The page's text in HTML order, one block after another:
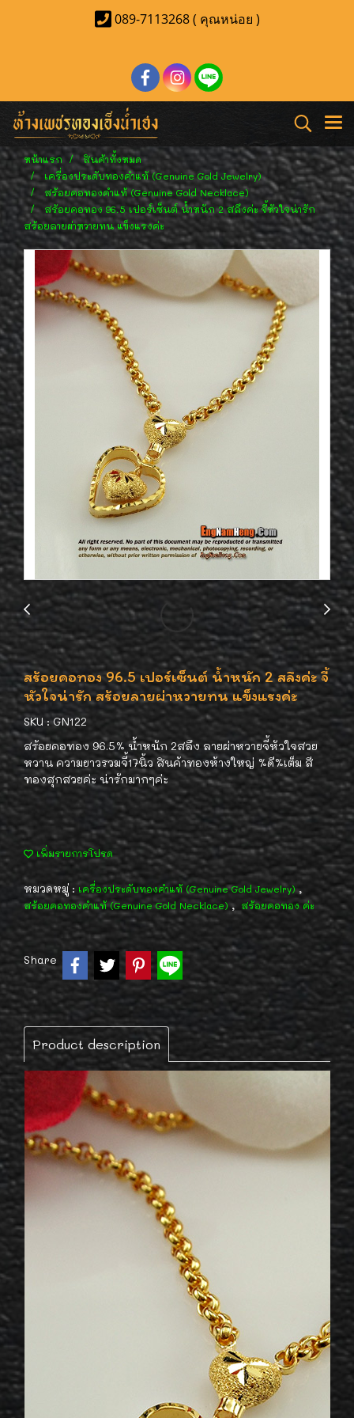
089-7113268 ( คุณหน่อย )
หน้าแรก
สินค้าทั้งหมด
เครื่องประดับทองคำแท้ (Genuine Gold Jewelry)
สร้อยคอทองคำแท้ (Genuine Gold Necklace)
สร้อยคอทอง 96.5 เปอร์เซ็นต์ น้ำหนัก 2 สลึงค่ะ จี้หัวใจน่ารัก
สร้อยลายผ่าหวายทน แข็งแรงค่ะ
สร้อยคอทอง 96.5 เปอร์เซ็นต์ น้ำหนัก 2 สลึงค่ะ จี้
หัวใจน่ารัก สร้อยลายผ่าหวายทน แข็งแรงค่ะ
SKU : GN122
สร้อยคอทอง 96.5% น้ำหนัก 2สลึง ลายผ่าหวายจี้หัวใจสวย
หวาน ความยาวรวมจี้17นิ้ว สินค้าทองห้างใหญ่ %ดี%เต็ม สี
ทองสุกสวยค่ะ น่ารักมากๆค่ะ
เพิ่มรายการโปรด
หมวดหมู่ : เครื่องประดับทองคำแท้ (Genuine Gold Jewelry),
สร้อยคอทองคำแท้ (Genuine Gold Necklace), สร้อยคอทอง ค่ะ
Share
Product description